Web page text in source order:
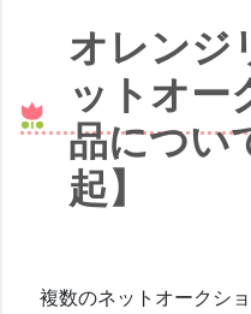
オレンジ
ットオー
品につい
起】
複数のネットオークシ